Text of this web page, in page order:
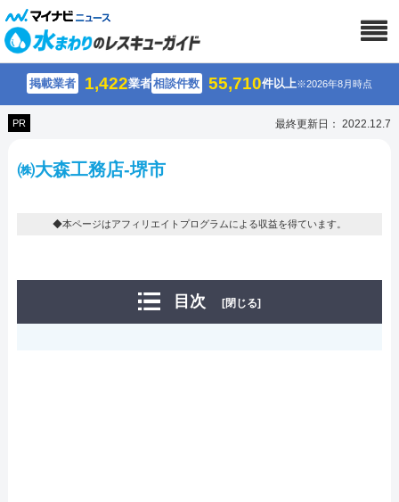
掲載業者 1,422業者相談件数 55,710件以上※2026年8月時点
PR 最終更新日： 2022.12.7
㈱大森工務店-堺市
◆本ページはアフィリエイトプログラムによる収益を得ています。
目次 [閉じる]